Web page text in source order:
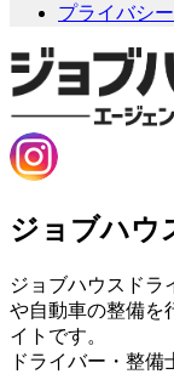
プライバシ
ジョブハウ
ジョブハウスドラ
や自動車の整備を
イトです。
ドライバー・整